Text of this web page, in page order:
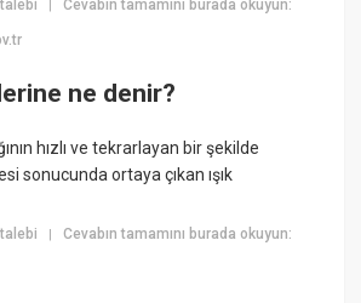
|Cevabın tamamını burada okuyun:
ne denir?
hızlı ve tekrarlayan bir şekilde
sonucunda ortaya çıkan ışık
|Cevabın tamamını burada okuyun: